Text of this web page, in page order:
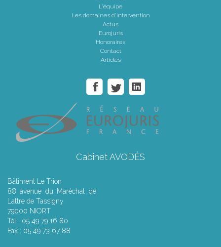
L'équipe
Les domaines d'intervention
Actus
Eurojuris
Honoraires
Contact
Articles
Cabinet AVODÈS
Bâtiment Le Trion
88 avenue du Maréchal de
Lattre de Tassigny
79000 NIORT
Tél : 05 49 79 16 80
Fax : 05 49 73 67 88